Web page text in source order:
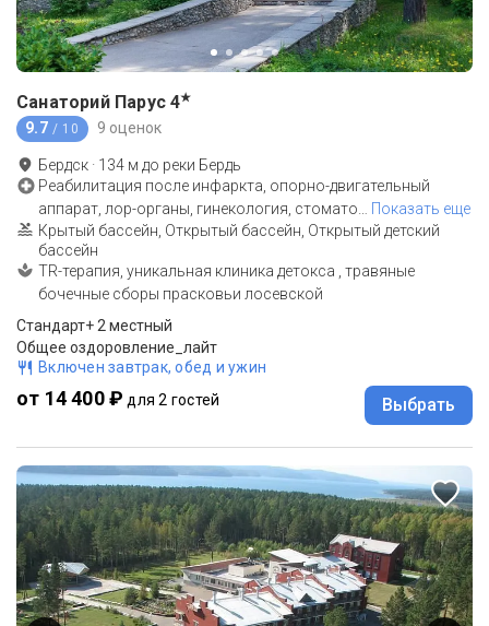
Санаторий Парус 4★
9.7 / 10 9 оценок
Бердск · 134 м до реки Бердь
Реабилитация после инфаркта, опорно-двигательный
аппарат, лор-органы, гинекология, стомато
Показать еще
Крытый бассейн, Открытый бассейн, Открытый детский
бассейн
TR-терапия, уникальная клиника детокса , травяные
бочечные сборы прасковьи лосевской
Стандарт+ 2 местный
Общее оздоровление_лайт
Включен завтрак, обед и ужин
от 14 400 ₽ для 2 гостей Выбрать